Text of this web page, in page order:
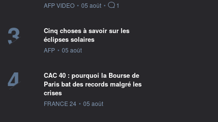
information fournie par
AFP VIDEO • 05 août • 1
3
Cinq choses à savoir sur les
éclipses solaires
information fournie par
AFP • 05 août
4
CAC 40 : pourquoi la Bourse de
Paris bat des records malgré les
crises
information fournie par
FRANCE 24 • 05 août